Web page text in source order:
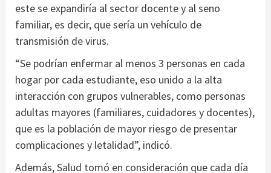
este se expandiría al sector docente y al seno
familiar, es decir, que sería un vehículo de
transmisión de virus.
“Se podrían enfermar al menos 3 personas en cada
hogar por cada estudiante, eso unido a la alta
interacción con grupos vulnerables, como personas
adultas mayores (familiares, cuidadores y docentes),
que es la población de mayor riesgo de presentar
complicaciones y letalidad”, indicó.
Además, Salud tomó en consideración que cada día